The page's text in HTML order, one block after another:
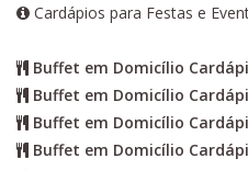
Cardápios para Festas e
Buffet em Domicílio
Buffet em Domicílio
Buffet em Domicílio
Buffet em Domicílio